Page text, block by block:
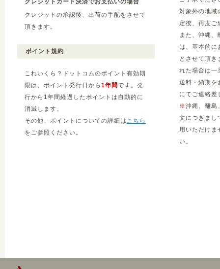
クレジットカード決済でお支払いの場合
クレジットの承認後、出荷の手配をさせて
頂きます。
ポイント規約
これいくら？ドットコムのポイント有効期
限は、ポイント発行日から 1年間です。発
行から1年間経過したポイントは自動的に
消滅します。
その他、ポイントについての詳細は こちら
をご参照ください。
対象外の地域
定後、再度ご
また、沖縄
は、基本的に
とさせて頂
れた場合は一
送料・納期を
にてご連絡差
※沖縄、離島
文につきまし
用いただけま
い。